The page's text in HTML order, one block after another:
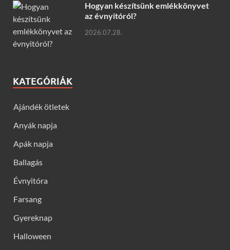
Hogyan készítsünk emlékkönyvet
az évnyitóról?
2026.07.28.
KATEGÓRIÁK
Ajándék ötletek
Anyák napja
Apák napja
Ballagás
Évnyitóra
Farsang
Gyereknap
Halloween